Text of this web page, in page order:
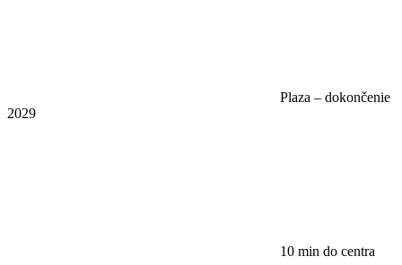
Plaza – dokončenie
2029
10 min do centra